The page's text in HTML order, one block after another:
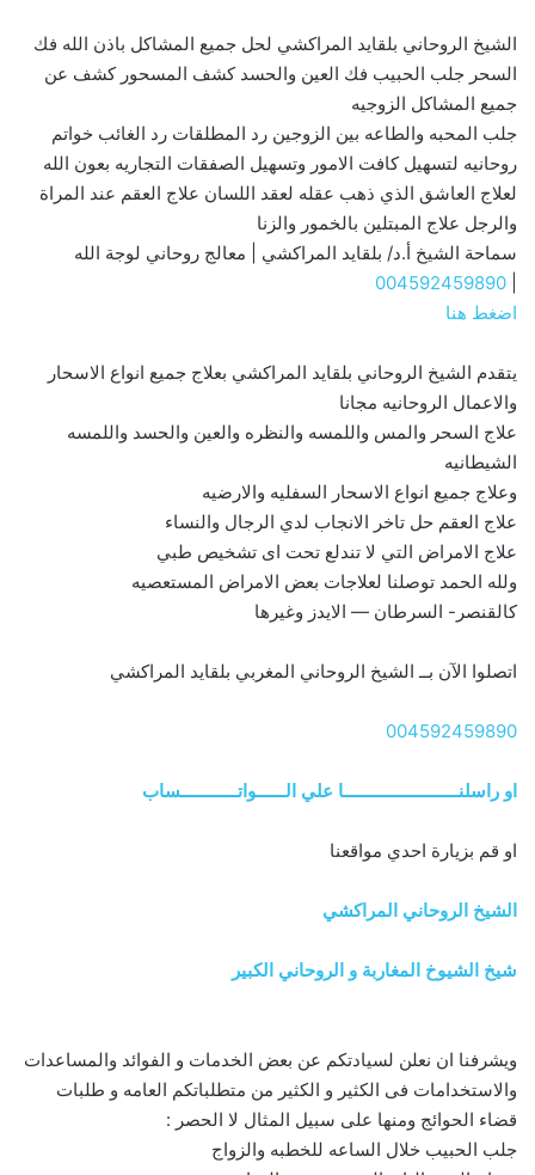
الشيخ الروحاني بلقايد المراكشي لحل جميع المشاكل باذن الله فك
السحر جلب الحبيب فك العين والحسد كشف المسحور كشف عن
جميع المشاكل الزوجيه
جلب المحبه والطاعه بين الزوجين رد المطلقات رد الغائب خواتم
روحانيه لتسهيل كافت الامور وتسهيل الصفقات التجاريه بعون الله
لعلاج العاشق الذي ذهب عقله لعقد اللسان علاج العقم عند المراة
والرجل علاج المبتلين بالخمور والزنا
سماحة الشيخ أ.د/ بلقايد المراكشي | معالج روحاني لوجة الله
004592459890
اضغط هنا
يتقدم الشيخ الروحاني بلقايد المراكشي بعلاج جميع انواع الاسحار
والاعمال الروحانيه مجانا
علاج السحر والمس واللمسه والنظره والعين والحسد واللمسه
الشيطانيه
وعلاج جميع انواع الاسحار السفليه والارضيه
علاج العقم حل تاخر الانجاب لدي الرجال والنساء
علاج الامراض التي لا تندلع تحت اى تشخيص طبي
ولله الحمد توصلنا لعلاجات بعض الامراض المستعصيه
كالقنصر- السرطان — الايدز وغيرها
اتصلوا الآن بــ الشيخ الروحاني المغربي بلقايد المراكشي
004592459890
او راسلنــــــــــــــــــــــــا علي الــــــواتــــــــــــساب
او قم بزيارة احدي مواقعنا
الشيخ الروحاني المراكشي
شيخ الشيوخ المغاربة و الروحاني الكبير
ويشرفنا ان نعلن لسيادتكم عن بعض الخدمات و الفوائد والمساعدات
والاستخدامات فى الكثير و الكثير من متطلباتكم العامه و طلبات
قضاء الحوائج ومنها على سبيل المثال لا الحصر :
جلب الحبيب خلال الساعه للخطبه والزواج